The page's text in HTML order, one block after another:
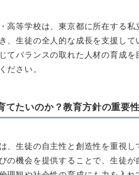
高等学校は、東京都に所在する
、生徒の全人的な成長を支援し
てバランスの取れた人材の育成
ださい。
てたいのか？教育方針の重要性
、生徒の自主性と創造性を重視
の機会を提供することで、生徒